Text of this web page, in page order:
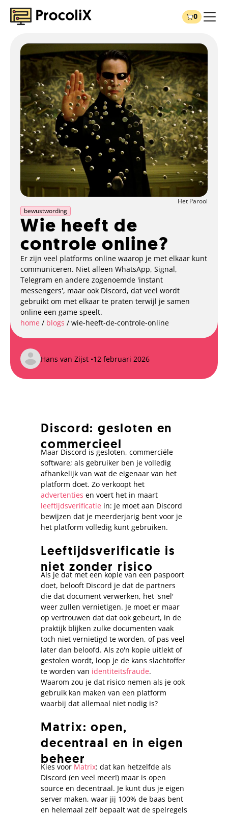
0
bewustwording
Wie heeft de
controle online?
Er zijn veel platforms online waarop je met elkaar kunt
communiceren. Niet alleen WhatsApp, Signal,
Telegram en andere zogenoemde 'instant
messengers', maar ook Discord, dat veel wordt
gebruikt om met elkaar te praten terwijl je samen
online een game speelt.
home / blogs / wie-heeft-de-controle-online
Het Parool
Hans van Zijst •12 februari 2026
Discord: gesloten en
commercieel
Maar Discord is gesloten, commerciële
software; als gebruiker ben je volledig
afhankelijk van wat de eigenaar van het
platform doet. Zo verkoopt het
advertenties en voert het in maart
leeftijdsverificatie in: je moet aan Discord
bewijzen dat je meerderjarig bent voor je
het platform volledig kunt gebruiken.
Leeftijdsverificatie is
niet zonder risico
Als je dat met een kopie van een paspoort
doet, belooft Discord je dat de partners
die dat document verwerken, het 'snel'
weer zullen vernietigen. Je moet er maar
op vertrouwen dat dat ook gebeurt, in de
praktijk blijken zulke documenten vaak
toch niet vernietigd te worden, of pas veel
later dan beloofd. Als zo'n kopie uitlekt of
gestolen wordt, loop je de kans slachtoffer
te worden van identiteitsfraude.
Waarom zou je dat risico nemen als je ook
gebruik kan maken van een platform
waarbij dat allemaal niet nodig is?
Matrix: open,
decentraal en in eigen
beheer
Kies voor Matrix: dat kan hetzelfde als
Discord (en veel meer!) maar is open
source en decentraal. Je kunt dus je eigen
server maken, waar jij 100% de baas bent
en helemaal zelf bepaalt wat de spelregels